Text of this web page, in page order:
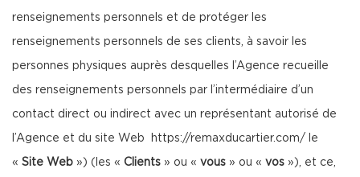
renseignements personnels et de protéger les
renseignements personnels de ses clients, à savoir les
personnes physiques auprès desquelles l’Agence recueille
des renseignements personnels par l’intermédiaire d’un
contact direct ou indirect avec un représentant autorisé de
l’Agence et du site Web https://remaxducartier.com/ le
« Site Web ») (les « Clients » ou « vous » ou « vos »), et ce,